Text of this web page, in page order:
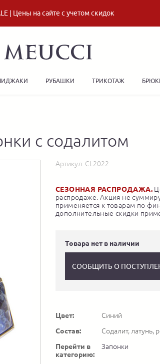
| Цены на сайте с учетом скидок
РУБАШКИ ТРИКОТАЖ
с содалитом
Артикул: CL2022
СЕЗОННАЯ РАСПРОДАЖА.
распродаже. Акция не
применяется к товарам по
дополнительные скидки
Товара нет в наличии
СООБЩИТЬ О
Цвет:
Синий
Состав:
Содалит, латунь,
Перейти в
категорию:
Запонки